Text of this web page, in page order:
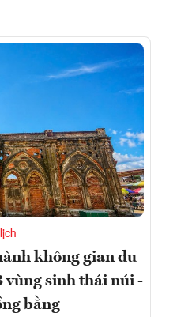
lịch
không gian du
vùng sinh thái núi -
bằng